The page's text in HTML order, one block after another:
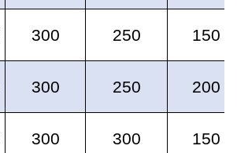
300 250 150
300 250 200
300 300 150